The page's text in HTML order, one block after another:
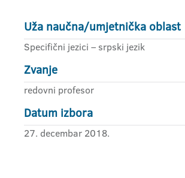
Uža naučna/umjetnička oblast
Specifični jezici – srpski jezik
Zvanje
redovni profesor
Datum izbora
27. decembar 2018.